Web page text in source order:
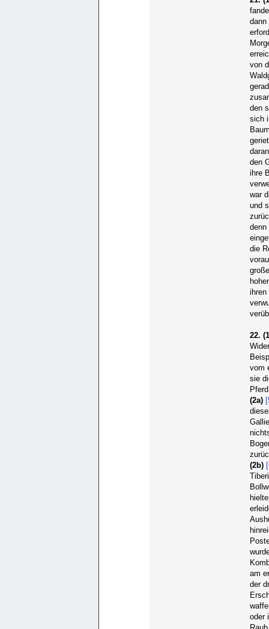
dann
von
den
sich
den
ihre
war
und
denn
die
ihren
22.
vom
sie
(2a)
(2b)
am
der
oder